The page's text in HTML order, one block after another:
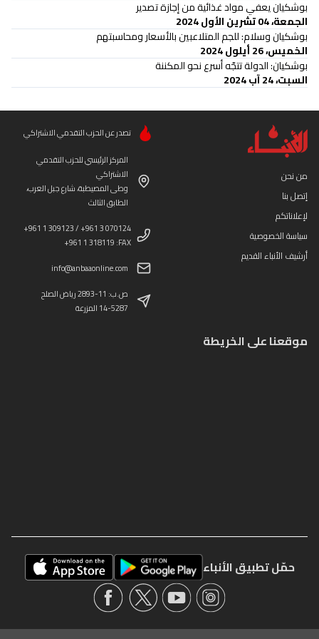
بوشكيان يعفي مواد غذائية من إجازة تصدير
الجمعة، 04 تشرين الأول 2024
بوشكيان وسلام: للجم المتلاعبين بالأسعار ومحاسبتهم
الخميس، 26 أيلول 2024
بوشكيان: الدولة تتجّه أسرع نحو المكننة
السبت، 24 آب 2024
من نحن
إتصل بنا
لإعلاناتكم
سياسة الخصوصية
أرشيف الأنباء القديم
تصدر عن الحزب التقدمي الاشتراكي
المركز الرئيسي للحزب التقدمي
الاشتراكي
وطى المصيطبة، شارع جبل العرب،
الطابق الثالث
+961 1 309123 / +961 3 070124
+961 1 318119 :FAX
info@anbaaonline.com
ص.ب: 11-2893 رياض الصلح
14-5287 المزرعة
موقعنا على الخريطة
حمّل تطبيق الأنباء